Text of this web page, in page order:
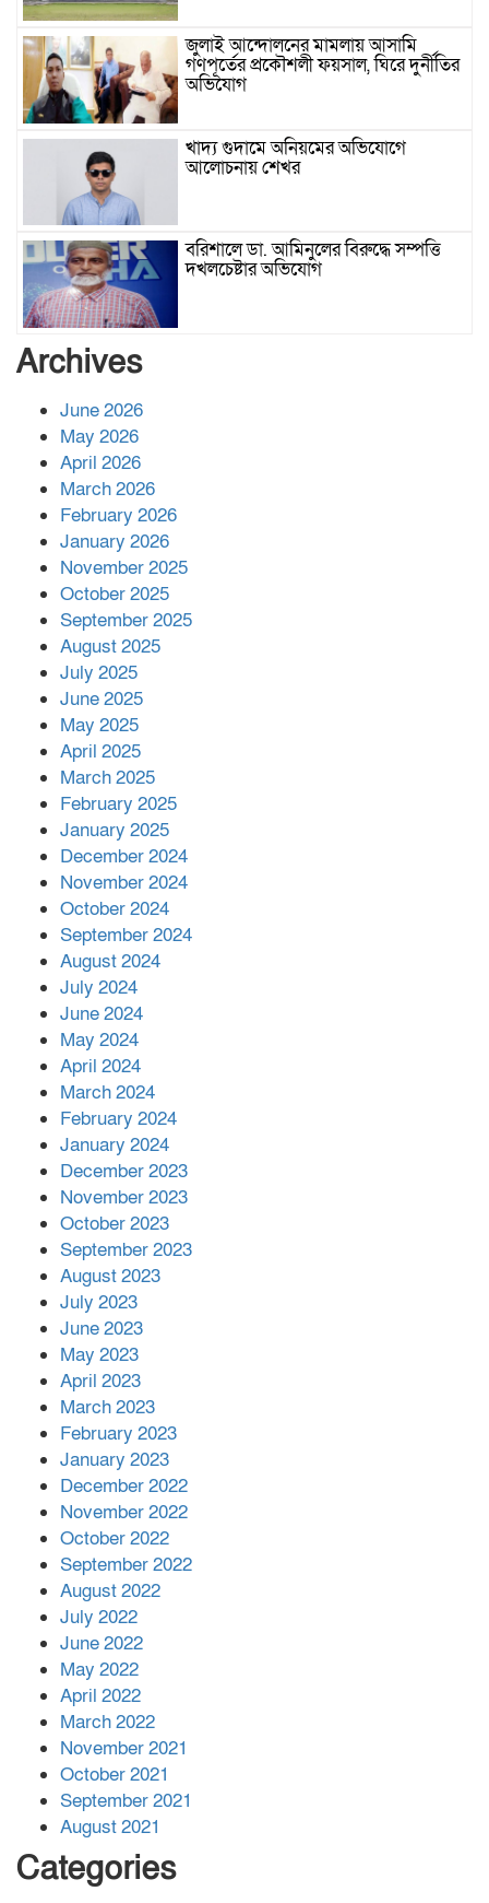
জুলাই আন্দোলনের মামলায় আসামি
গণপূর্তের প্রকৌশলী ফয়সাল, ঘিরে দুর্নীতির
অভিযোগ
খাদ্য গুদামে অনিয়মের অভিযোগে
আলোচনায় শেখর
বরিশালে ডা. আমিনুলের বিরুদ্ধে সম্পত্তি
দখলচেষ্টার অভিযোগ
নলছিটিতে শ্রমিকদলের অবৈধ কমিটি
প্রকাশের অভিযোগ
আহত ৪০
Archives
June 2026
May 2026
April 2026
March 2026
February 2026
January 2026
November 2025
October 2025
September 2025
August 2025
July 2025
June 2025
May 2025
April 2025
March 2025
February 2025
January 2025
December 2024
November 2024
October 2024
September 2024
August 2024
July 2024
June 2024
May 2024
April 2024
March 2024
February 2024
January 2024
December 2023
November 2023
October 2023
September 2023
August 2023
July 2023
June 2023
May 2023
April 2023
March 2023
February 2023
January 2023
December 2022
November 2022
October 2022
September 2022
August 2022
July 2022
June 2022
May 2022
April 2022
March 2022
November 2021
October 2021
September 2021
August 2021
Categories